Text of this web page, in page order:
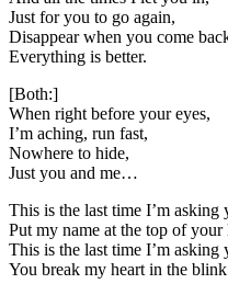
Just for you to go again,
Disappear when you come
Everything is better.
[Both:]
When right before your eyes,
I’m aching, run fast,
Nowhere to hide,
Just you and me…
This is the last time I’m asking
Put my name at the top of your
This is the last time I’m asking
You break my heart in the